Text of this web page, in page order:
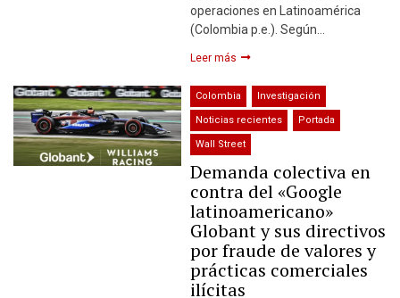
operaciones en Latinoamérica
(Colombia p.e.). Según…
Leer más
Colombia Investigación
Noticias recientes Portada
Wall Street
Demanda colectiva en
contra del «Google
latinoamericano»
Globant y sus directivos
por fraude de valores y
prácticas comerciales
ilícitas